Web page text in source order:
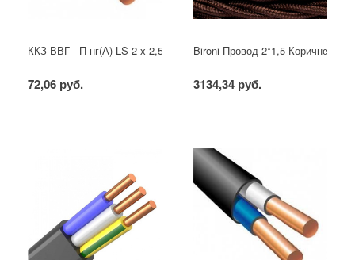
ККЗ ВВГ - П нг(А)-LS 2 х 2,5 ГОСТ
72,06 руб.
Bironi Провод 2*1,5 Коричневый
3134,34 руб.